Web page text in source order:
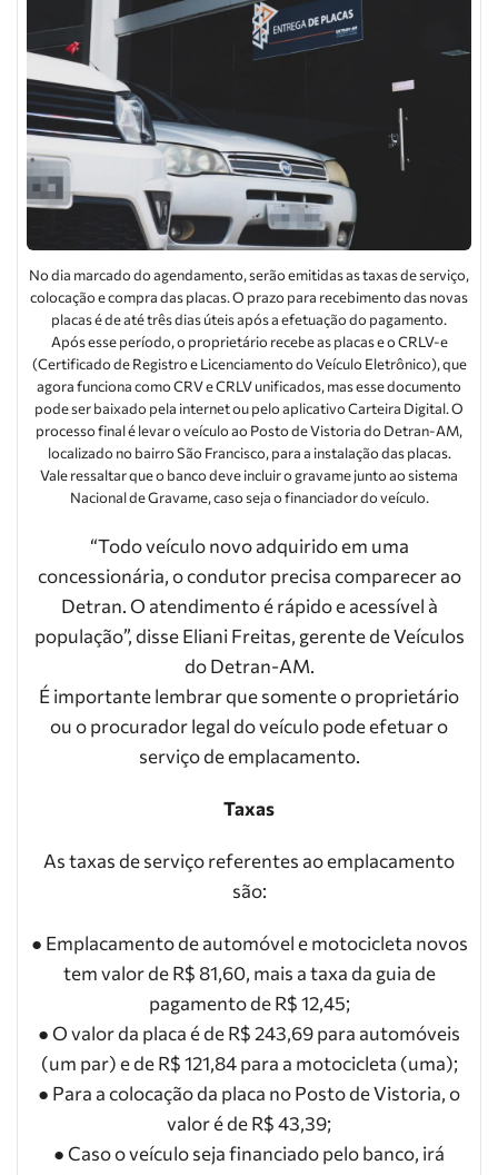
No dia marcado do agendamento, serão emitidas as taxas de serviço,
colocação e compra das placas. O prazo para recebimento das novas
placas é de até três dias úteis após a efetuação do pagamento.
Após esse período, o proprietário recebe as placas e o CRLV-e
(Certificado de Registro e Licenciamento do Veículo Eletrônico), que
agora funciona como CRV e CRLV unificados, mas esse documento
pode ser baixado pela internet ou pelo aplicativo Carteira Digital. O
processo final é levar o veículo ao Posto de Vistoria do Detran-AM,
localizado no bairro São Francisco, para a instalação das placas.
Vale ressaltar que o banco deve incluir o gravame junto ao sistema
Nacional de Gravame, caso seja o financiador do veículo.
“Todo veículo novo adquirido em uma
concessionária, o condutor precisa comparecer ao
Detran. O atendimento é rápido e acessível à
população”, disse Eliani Freitas, gerente de Veículos
do Detran-AM.
É importante lembrar que somente o proprietário
ou o procurador legal do veículo pode efetuar o
serviço de emplacamento.
Taxas
As taxas de serviço referentes ao emplacamento
são:
● Emplacamento de automóvel e motocicleta novos
tem valor de R$ 81,60, mais a taxa da guia de
pagamento de R$ 12,45;
● O valor da placa é de R$ 243,69 para automóveis
(um par) e de R$ 121,84 para a motocicleta (uma);
● Para a colocação da placa no Posto de Vistoria, o
valor é de R$ 43,39;
● Caso o veículo seja financiado pelo banco, irá